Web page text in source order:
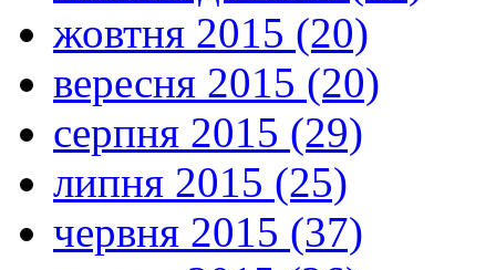
жовтня 2015 (20)
вересня 2015 (20)
серпня 2015 (29)
липня 2015 (25)
червня 2015 (37)